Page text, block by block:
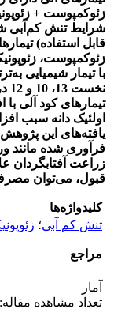
زئوکمپوست +
قابل استفاده)
زئوکمپوست،
تیمارهای کود آلی
اولئیک دانه سبب
یافته‌های این پژوهش
فرآوری‌ شده مانند
زراعت آفتابگردان
قبول، می‌توان
کلیدواژه‌ها
تنش کم آبی؛
مراجع
آمار
تعداد مشاهده مقاله: 891